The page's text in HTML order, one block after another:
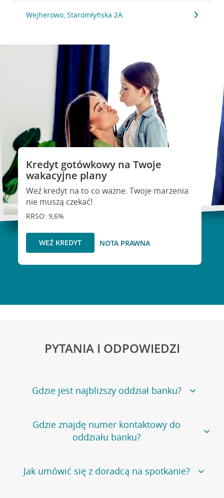
Wejherowo, Staromłyńska 2A
Kredyt gotówkowy na Twoje
wakacyjne plany
Weź kredyt na to co ważne. Twoje marzenia
nie muszą czekać!
RRSO: 9,6%
WEŹ KREDYT NOTA PRAWNA
PYTANIA I ODPOWIEDZI
Gdzie jest najbliższy oddział banku?
Jeśli szukasz oddziału naszego banku, zapraszamy na
stronęPlacówki i bankomaty, na której znajduje się
wygodna wyszukiwarka.
oddziałów
Gdzie znajdę numer kontaktowy do
oddziału banku?
Bank Credit Agricole nie udostępnia ogólnego numeru
telefonu do placówki bankowej.
Jak umówić się z doradcą na spotkanie?